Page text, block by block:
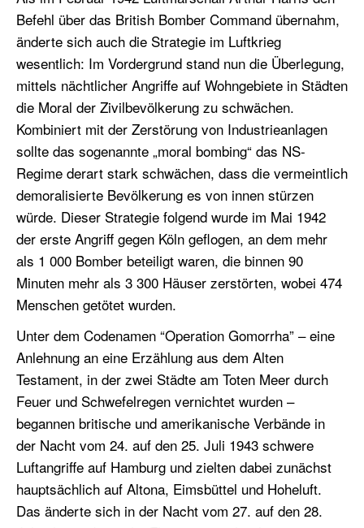
Befehl über das British Bomber Command übernahm,
änderte sich auch die Strategie im Luftkrieg
wesentlich: Im Vordergrund stand nun die Überlegung,
mittels nächtlicher Angriffe auf Wohngebiete in Städten
die Moral der Zivilbevölkerung zu schwächen.
Kombiniert mit der Zerstörung von Industrieanlagen
sollte das sogenannte „moral bombing“ das NS-
Regime derart stark schwächen, dass die vermeintlich
demoralisierte Bevölkerung es von innen stürzen
würde. Dieser Strategie folgend wurde im Mai 1942
der erste Angriff gegen Köln geflogen, an dem mehr
als 1 000 Bomber beteiligt waren, die binnen 90
Minuten mehr als 3 300 Häuser zerstörten, wobei 474
Menschen getötet wurden.
Unter dem Codenamen “Operation Gomorrha” – eine
Anlehnung an eine Erzählung aus dem Alten
Testament, in der zwei Städte am Toten Meer durch
Feuer und Schwefelregen vernichtet wurden –
begannen britische und amerikanische Verbände in
der Nacht vom 24. auf den 25. Juli 1943 schwere
Luftangriffe auf Hamburg und zielten dabei zunächst
hauptsächlich auf Altona, Eimsbüttel und Hoheluft.
Das änderte sich in der Nacht vom 27. auf den 28.